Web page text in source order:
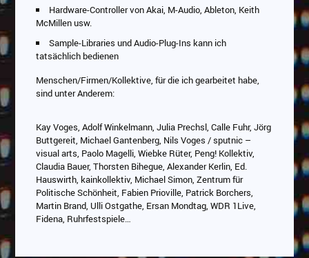
Hardware-Controller von Akai, M-Audio, Ableton, Keith
McMillen usw.
Sample-Libraries und Audio-Plug-Ins kann ich
tatsächlich bedienen
Menschen/Firmen/Kollektive, für die ich gearbeitet habe,
sind unter Anderem:
Kay Voges, Adolf Winkelmann, Julia Prechsl, Calle Fuhr, Jörg
Buttgereit, Michael Gantenberg, Nils Voges / sputnic –
visual arts, Paolo Magelli, Wiebke Rüter, Peng! Kollektiv,
Claudia Bauer, Thorsten Bihegue, Alexander Kerlin, Ed.
Hauswirth, kainkollektiv, Michael Simon, Zentrum für
Politische Schönheit, Fabien Prioville, Patrick Borchers,
Martin Brand, Ulli Ostgathe, Ersan Mondtag, WDR 1Live,
Fidena, Ruhrfestspiele…